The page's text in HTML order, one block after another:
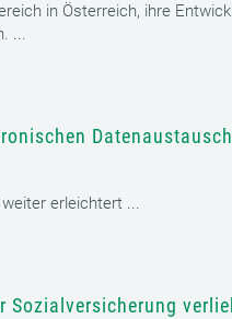
in Österreich, ihre
...
erleichtert ...
Sozialversicherung